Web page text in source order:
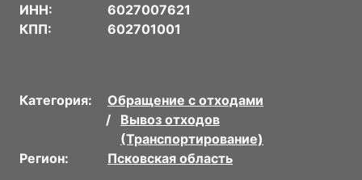
ИНН:
6027007621
КПП:
602701001
Категория:
Обращение с отходами
Вывоз отходов
(Транспортирование)
Регион:
Псковская область